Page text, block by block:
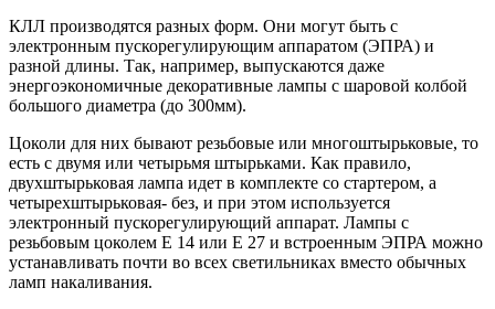
КЛЛ производятся разных форм. Они могут быть с
электронным пускорегулирующим аппаратом (ЭПРА) и
разной длины. Так, например, выпускаются даже
энергоэкономичные декоративные лампы с шаровой колбой
большого диаметра (до 300мм).
Цоколи для них бывают резьбовые или многоштырьковые, то
есть с двумя или четырьмя штырьками. Как правило,
двухштырьковая лампа идет в комплекте со стартером, а
четырехштырьковая- без, и при этом используется
электронный пускорегулирующий аппарат. Лампы с
резьбовым цоколем E 14 или Е 27 и встроенным ЭПРА можно
устанавливать почти во всех светильниках вместо обычных
ламп накаливания.